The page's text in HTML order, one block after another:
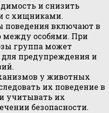
и снизить
с хищниками.
поведения включают в
особями. При
группа может
предупреждения и
у животных
их поведение в
учитывать их
безопасности.